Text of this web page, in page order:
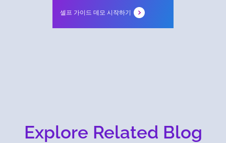
셀프 가이드 데모 시작하기
Explore Related Blog